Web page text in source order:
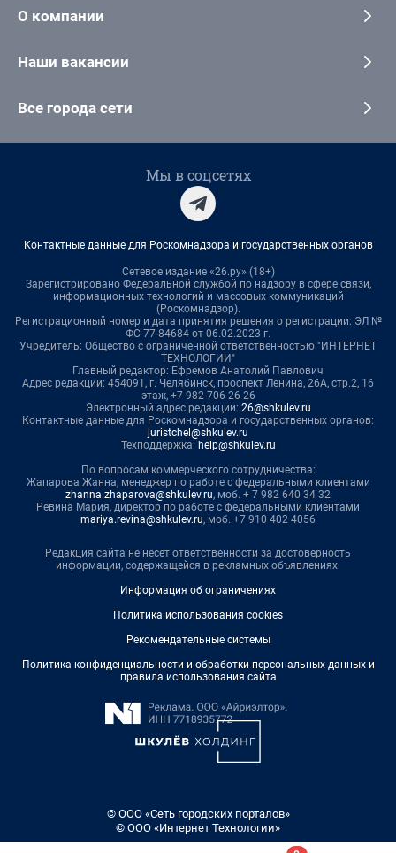
О компании
Наши вакансии
Все города сети
Мы в соцсетях
Контактные данные для Роскомнадзора и государственных органов
Сетевое издание «26.ру» (18+)
Зарегистрировано Федеральной службой по надзору в сфере связи,
информационных технологий и массовых коммуникаций
(Роскомнадзор).
Регистрационный номер и дата принятия решения о регистрации: ЭЛ №
ФС 77-84684 от 06.02.2023 г.
Учредитель: Общество с ограниченной ответственностью "ИНТЕРНЕТ
ТЕХНОЛОГИИ"
Главный редактор: Ефремов Анатолий Павлович
Адрес редакции: 454091, г. Челябинск, проспект Ленина, 26А, стр.2, 16
этаж, +7-982-706-26-26
Электронный адрес редакции: 26@shkulev.ru
Контактные данные для Роскомнадзора и государственных органов:
juristchel@shkulev.ru
Техподдержка: help@shkulev.ru
По вопросам коммерческого сотрудничества:
Жапарова Жанна, менеджер по работе с федеральными клиентами
zhanna.zhaparova@shkulev.ru, моб. + 7 982 640 34 32
Ревина Мария, директор по работе с федеральными клиентами
mariya.revina@shkulev.ru, моб. +7 910 402 4056
Редакция сайта не несет ответственности за достоверность
информации, содержащейся в рекламных объявлениях.
Информация об ограничениях
Политика использования cookies
Рекомендательные системы
Политика конфиденциальности и обработки персональных данных и
правила использования сайта
© ООО «Сеть городских порталов»
© ООО «Интернет Технологии»